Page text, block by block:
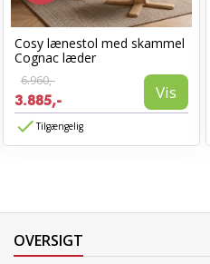
Cosy lænestol med skammel
Cognac læder
6.960,-
3.885,- Vis
Tilgængelig
OVERSIGT